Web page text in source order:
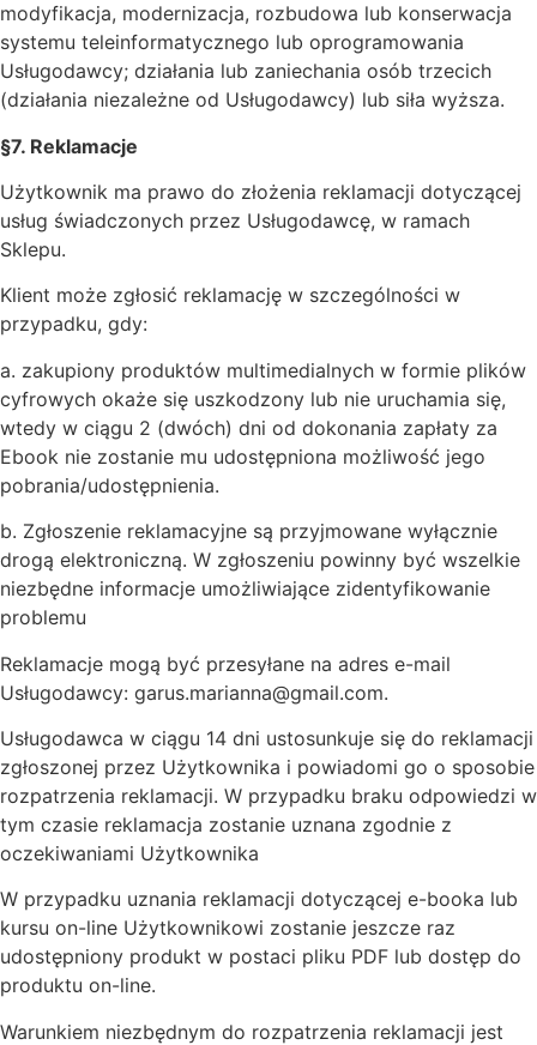
modyfikacja, modernizacja, rozbudowa lub konserwacja
systemu teleinformatycznego lub oprogramowania
Usługodawcy; działania lub zaniechania osób trzecich
(działania niezależne od Usługodawcy) lub siła wyższa.
§7. Reklamacje
Użytkownik ma prawo do złożenia reklamacji dotyczącej
usług świadczonych przez Usługodawcę, w ramach
Sklepu.
Klient może zgłosić reklamację w szczególności w
przypadku, gdy:
a. zakupiony produktów multimedialnych w formie plików
cyfrowych okaże się uszkodzony lub nie uruchamia się,
wtedy w ciągu 2 (dwóch) dni od dokonania zapłaty za
Ebook nie zostanie mu udostępniona możliwość jego
pobrania/udostępnienia.
b. Zgłoszenie reklamacyjne są przyjmowane wyłącznie
drogą elektroniczną. W zgłoszeniu powinny być wszelkie
niezbędne informacje umożliwiające zidentyfikowanie
problemu
Reklamacje mogą być przesyłane na adres e-mail
Usługodawcy: garus.marianna@gmail.com.
Usługodawca w ciągu 14 dni ustosunkuje się do reklamacji
zgłoszonej przez Użytkownika i powiadomi go o sposobie
rozpatrzenia reklamacji. W przypadku braku odpowiedzi w
tym czasie reklamacja zostanie uznana zgodnie z
oczekiwaniami Użytkownika
W przypadku uznania reklamacji dotyczącej e-booka lub
kursu on-line Użytkownikowi zostanie jeszcze raz
udostępniony produkt w postaci pliku PDF lub dostęp do
produktu on-line.
Warunkiem niezbędnym do rozpatrzenia reklamacji jest